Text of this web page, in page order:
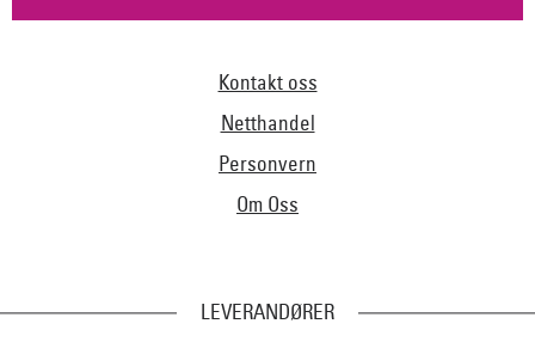
Kontakt oss
Netthandel
Personvern
Om Oss
LEVERANDØRER